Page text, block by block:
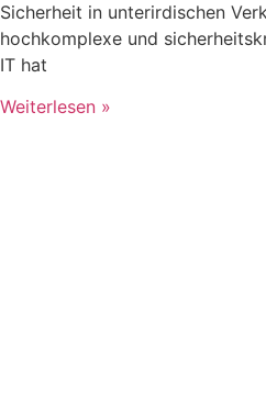
Sicherheit in unterirdischen
hochkomplexe und
IT hat
Weiterlesen »